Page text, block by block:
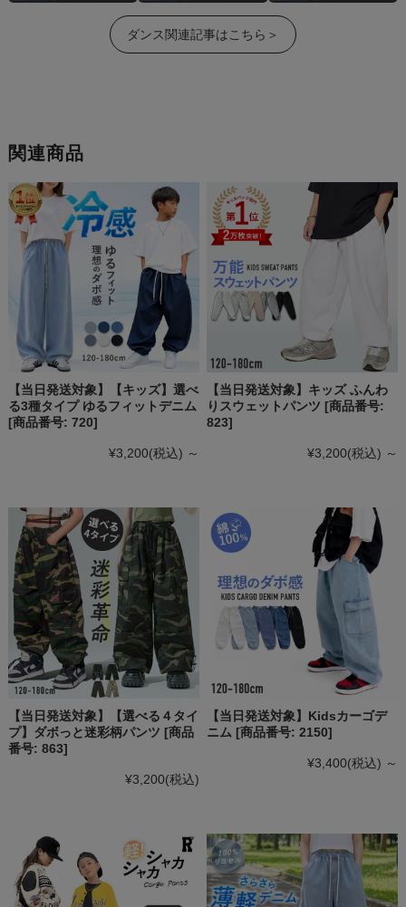
ダンス関連記事はこちら＞
関連商品
【当日発送対象】【キッズ】選べ
る3種タイプ ゆるフィットデニム
[商品番号: 720]
¥3,200(税込) ～
【当日発送対象】キッズ ふんわ
りスウェットパンツ [商品番号:
823]
¥3,200(税込) ～
【当日発送対象】【選べる４タイ
プ】ダボっと迷彩柄パンツ [商品
番号: 863]
¥3,200(税込)
【当日発送対象】Kidsカーゴデ
ニム [商品番号: 2150]
¥3,400(税込) ～